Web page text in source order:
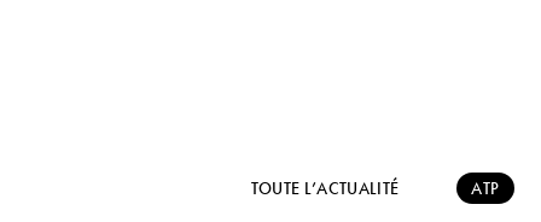
TOUTE L’ACTUALITÉ ATP